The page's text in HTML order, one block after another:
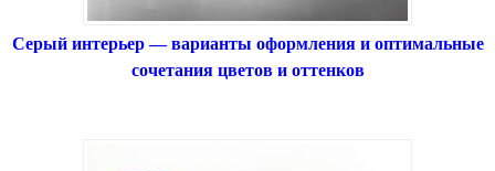
Серый интерьер — варианты оформления и оптимальные
сочетания цветов и оттенков